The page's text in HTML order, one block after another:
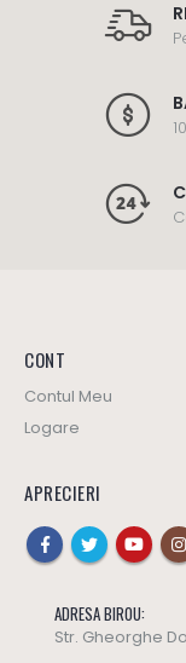
CONT
Contul Meu
Logare
APRECIERI
ADRESA BIROU:
Str. Gheorghe